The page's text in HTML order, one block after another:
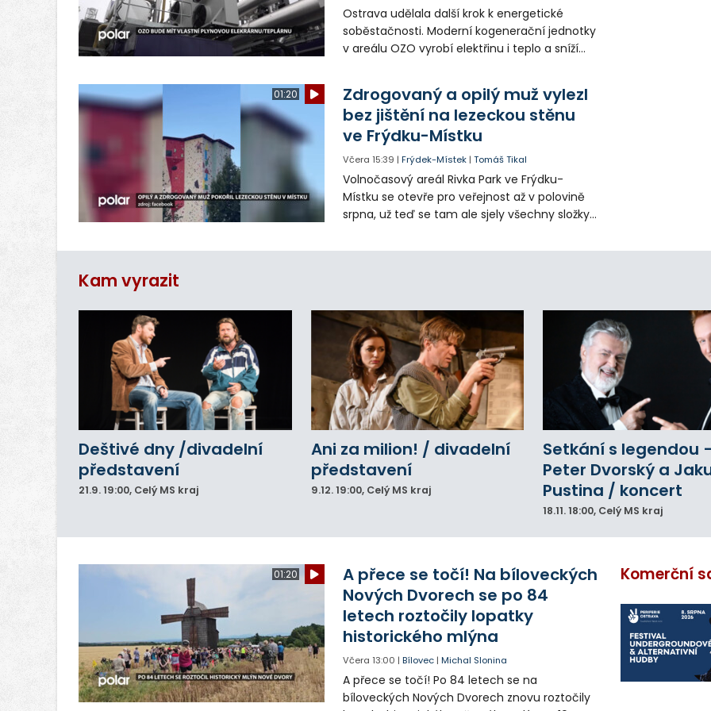
Ostrava udělala další krok k energetické
soběstačnosti. Moderní kogenerační jednotky
v areálu OZO vyrobí elektřinu i teplo a sníží
Veolia přímo v Kunčicích.
01:20
Zdrogovaný a opilý muž vylezl
bez jištění na lezeckou stěnu
ve Frýdku-Místku
Včera 15:39 |Frýdek-Místek |Tomáš Tikal
Volnočasový areál Rivka Park ve Frýdku-
Místku se otevře pro veřejnost až v polovině
srpna, už teď se tam ale sjely všechny složky
vniknutí opilého muže pod vlivem drog do
Kam vyrazit
Deštivé dny /divadelní
představení
21.9.19:00, Celý MS kraj
Ani za milion! / divadelní
představení
9.12. 19:00, Celý MS kraj
Setkání s legendou
Peter Dvorský a
Pustina / koncert
18.11.18:00, Celý MS kraj
01:20
A přece se točí! Na bíloveckých
Nových Dvorech se po 84
letech roztočily lopatky
historického mlýna
Včera 13:00 |Bílovec |Michal Slonina
A přece se točí! Po 84 letech se na
bíloveckých Nových Dvorech znovu roztočily
Komerční